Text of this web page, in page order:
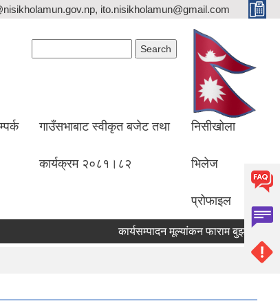
ito.nisikholamun@gmail.com
गाउँसभाबाट स्वीकृत बजेट तथा
कार्यक्रम २०८१।८२
निसीखोला
भिलेज
प्रोफाइल
कार्यसम्पादन मूल्यांकन फाराम बुझाउने